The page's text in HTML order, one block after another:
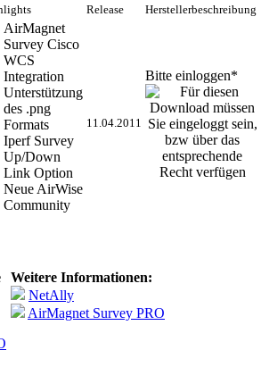
Release Herstellerbeschreibung
AirMagnet
Survey Cisco
WCS
Integration
Unterstützung
des .png
Formats
Iperf Survey
Up/Down
Link Option
Neue AirWise
Community
11.04.2011
Bitte einloggen*
Weitere Informationen:
NetAlly
AirMagnet Survey PRO